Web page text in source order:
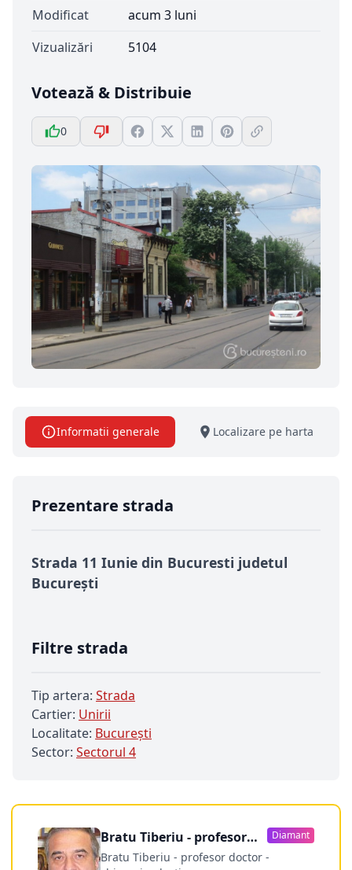
Modificat
acum 3 luni
Vizualizări
5104
Votează & Distribuie
0
Informatii generale Localizare pe harta
Prezentare strada
Strada 11 Iunie din Bucuresti judetul
București
Filtre strada
Tip artera: Strada
Cartier: Unirii
Localitate: Bucureşti
Sector: Sectorul 4
Bratu Tiberiu - profesor
doctor
Diamant
Bratu Tiberiu - profesor doctor -